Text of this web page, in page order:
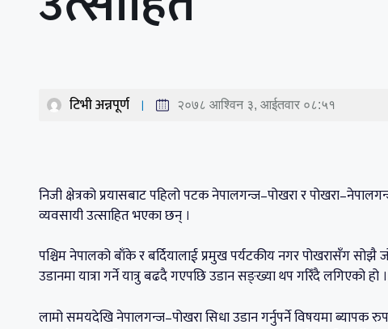
टिभी अन्नपूर्ण २०७८ आश्विन ३, आईतवार ०८:५१
निजी क्षेत्रको प्रयासबाट पहिलो पटक नेपालगन्ज–पोखरा र
व्यवसायी उत्साहित भएका छन् ।
पश्चिम नेपालको बाँके र बर्दियालाई प्रमुख पर्यटकीय नगर पोखरासँग
उडानमा यात्रा गर्ने यात्रु बढदै गएपछि उडान सङ्ख्या थप गरिँदै लगिएको हो ।
लामो समयदेखि नेपालगन्ज–पोखरा सिधा उडान गर्नुपर्ने विषयमा